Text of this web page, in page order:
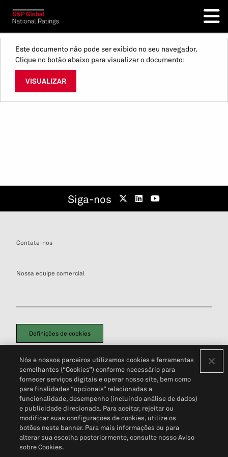
Este documento não pode ser exibido no seu navegador.
Clique no botão abaixo para visualizar o documento:
VISUALIZAR
Siga-nos
Contate-nos
Nossa equipe comercial
Definições de cookies
Política de PrivacidadePortal de privacidade do cliente (em inglês)
Não Venda Minhas Informações Pessoais© 2026 S&P Global
Nós e nossos parceiros utilizamos cookies e ferramentas
semelhantes (“Cookies”) conforme necessário para
fornecer serviços digitais e operar nosso site, bem como
para finalidades “opcionais” relacionadas a
funcionalidade, desempenho (incluindo análise de dados)
e publicidade direcionada. Para aceitar, rejeitar ou
modificar suas configurações de cookies, utilize os
botões neste banner. Para mais informações ou para
alterar sua escolha posteriormente, consulte nosso Aviso
sobre Cookies.